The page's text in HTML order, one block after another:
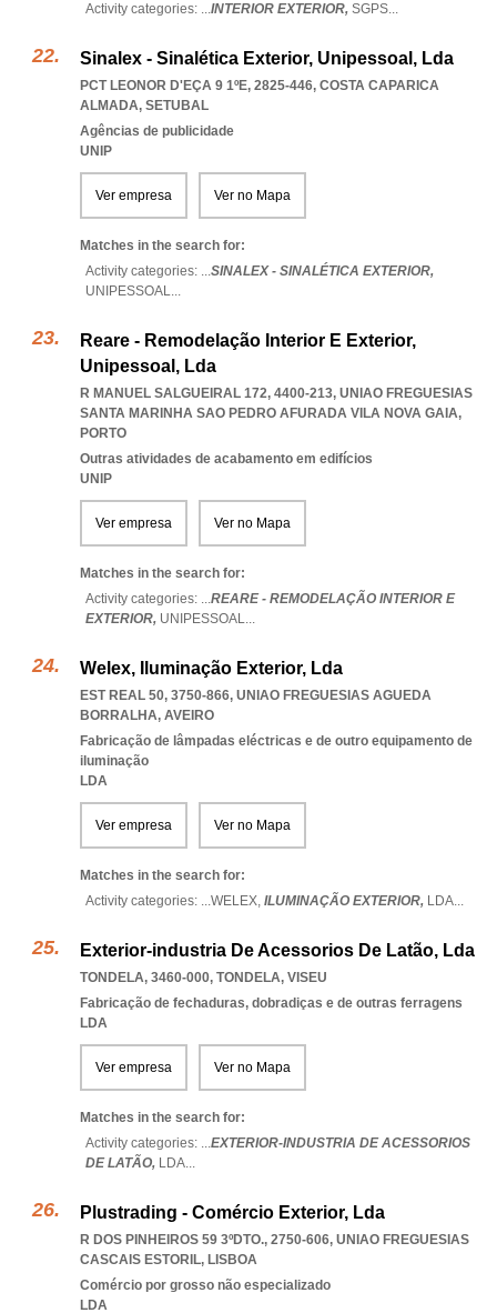
Activity categories: ...INTERIOR EXTERIOR, SGPS...
Sinalex - Sinalética Exterior, Unipessoal, Lda
PCT LEONOR D'EÇA 9 1ºE, 2825-446, COSTA CAPARICA
ALMADA, SETUBAL
Agências de publicidade
UNIP
Ver empresa Ver no Mapa
Matches in the search for:
Activity categories: ...SINALEX - SINALÉTICA EXTERIOR,
UNIPESSOAL...
Reare - Remodelação Interior E Exterior,
Unipessoal, Lda
R MANUEL SALGUEIRAL 172, 4400-213, UNIAO FREGUESIAS
SANTA MARINHA SAO PEDRO AFURADA VILA NOVA GAIA,
PORTO
Outras atividades de acabamento em edifícios
UNIP
Ver empresa Ver no Mapa
Matches in the search for:
Activity categories: ...REARE - REMODELAÇÃO INTERIOR E
EXTERIOR, UNIPESSOAL...
Welex, Iluminação Exterior, Lda
EST REAL 50, 3750-866, UNIAO FREGUESIAS AGUEDA
BORRALHA, AVEIRO
Fabricação de lâmpadas eléctricas e de outro equipamento de
iluminação
LDA
Ver empresa Ver no Mapa
Matches in the search for:
Activity categories: ...WELEX, ILUMINAÇÃO EXTERIOR, LDA...
Exterior-industria De Acessorios De Latão, Lda
TONDELA, 3460-000, TONDELA, VISEU
Fabricação de fechaduras, dobradiças e de outras ferragens
LDA
Ver empresa Ver no Mapa
Matches in the search for:
Activity categories: ...EXTERIOR-INDUSTRIA DE ACESSORIOS
DE LATÃO, LDA...
Plustrading - Comércio Exterior, Lda
R DOS PINHEIROS 59 3ºDTO., 2750-606, UNIAO FREGUESIAS
CASCAIS ESTORIL, LISBOA
Comércio por grosso não especializado
LDA